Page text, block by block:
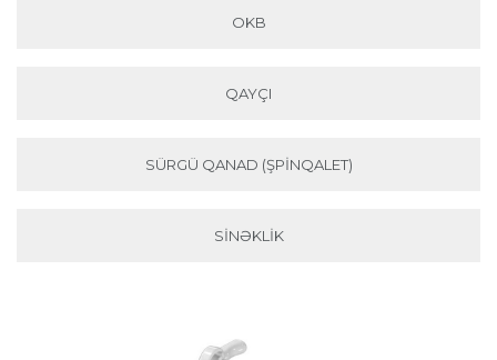
OKB
QAYÇI
SÜRGÜ QANAD (ŞPINQALET)
SINƏKLIK